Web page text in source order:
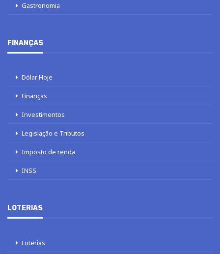
Gastronomia
FINANÇAS
Dólar Hoje
Finanças
Investimentos
Legislação e Tributos
Imposto de renda
INSS
LOTERIAS
Loterias